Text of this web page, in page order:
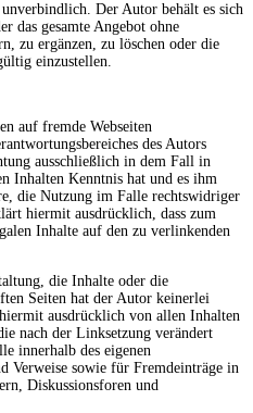
Der Autor behält es sich
das gesamte Angebot ohne
zu ergänzen, zu löschen oder die
einzustellen.
auf fremde Webseiten
des Autors
ausschließlich in dem Fall in
Inhalten Kenntnis hat und es ihm
die Nutzung im Falle rechtswidriger
hiermit ausdrücklich, dass zum
Inhalte auf den zu verlinkenden
die Inhalte oder die
Seiten hat der Autor keinerlei
ausdrücklich von allen Inhalten
nach der Linksetzung verändert
innerhalb des eigenen
Verweise sowie für Fremdeinträge in
Diskussionsforen und